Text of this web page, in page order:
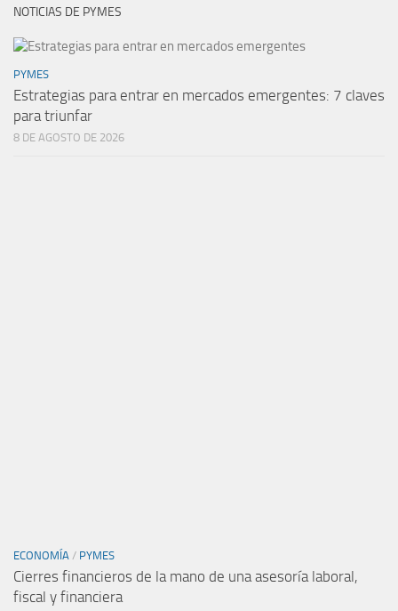
NOTICIAS DE PYMES
PYMES
Estrategias para entrar en mercados emergentes: 7 claves
para triunfar
8 DE AGOSTO DE 2026
ECONOMÍA / PYMES
Cierres financieros de la mano de una asesoría laboral,
fiscal y financiera